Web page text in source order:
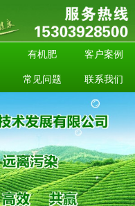
有机肥 客户案例
常见问题 联系我们